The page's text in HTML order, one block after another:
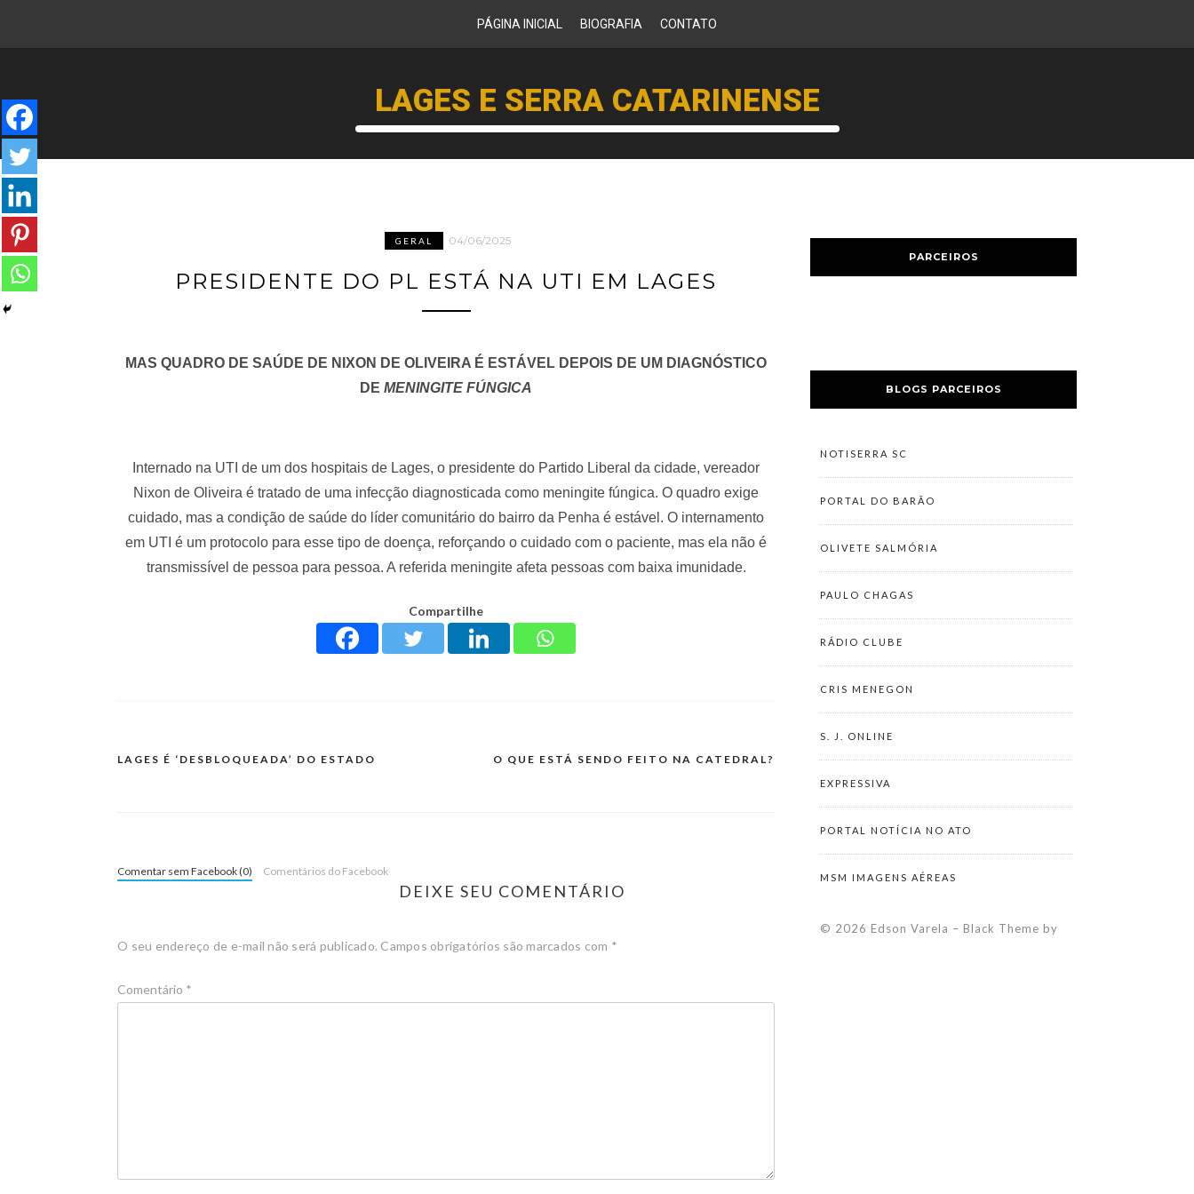
PÁGINA INICIAL BIOGRAFIA CONTATO
LAGES E SERRA CATARINENSE
GERAL 04/06/2025
PRESIDENTE DO PL ESTÁ NA UTI EM LAGES
MAS QUADRO DE SAÚDE DE NIXON DE OLIVEIRA É ESTÁVEL DEPOIS DE UM DIAGNÓSTICO
DE MENINGITE FÚNGICA
Internado na UTI de um dos hospitais de Lages, o presidente do Partido Liberal da cidade, vereador
Nixon de Oliveira é tratado de uma infecção diagnosticada como meningite fúngica. O quadro exige
cuidado, mas a condição de saúde do líder comunitário do bairro da Penha é estável. O internamento
em UTI é um protocolo para esse tipo de doença, reforçando o cuidado com o paciente, mas ela não é
transmissível de pessoa para pessoa. A referida meningite afeta pessoas com baixa imunidade.
Compartilhe
LAGES É ‘DESBLOQUEADA’ DO ESTADO O QUE ESTÁ SENDO FEITO NA CATEDRAL?
DEIXE SEU COMENTÁRIO
Comentar sem Facebook (0) Comentários do Facebook
O seu endereço de e-mail não será publicado. Campos obrigatórios são marcados com *
Comentário *
PARCEIROS
BLOGS PARCEIROS
NOTISERRA SC
PORTAL DO BARÃO
OLIVETE SALMÓRIA
PAULO CHAGAS
RÁDIO CLUBE
CRIS MENEGON
S. J. ONLINE
EXPRESSIVA
PORTAL NOTÍCIA NO ATO
MSM IMAGENS AÉREAS
© 2026 Edson Varela – Black Theme by